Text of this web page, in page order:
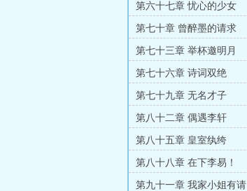
第六十七章 忧心的少女
第七十章 曾醉墨的请求
第七十三章 举杯邀明月
第七十六章 诗词双绝
第七十九章 无名才子
第八十二章 偶遇李轩
第八十五章 皇室纨绔
第八十八章 在下李易！
第九十一章 我家小姐有请